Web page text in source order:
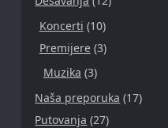
Koncerti (10)
Premijere(3)
Muzika (3)
Naša preporuka (17)
Putovanja (27)